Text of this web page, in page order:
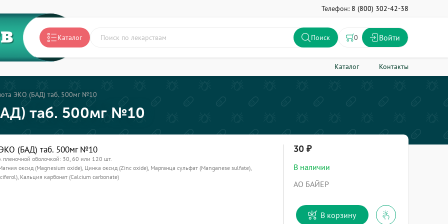
Телефон: 8 (800) 302-42-38
Каталог Поиск 0 Войти
Каталог Контакты
ЭКО (БАД) таб. 500мг №10
таб. 500мг №10
(БАД) таб. 500мг №10
пленочной оболочкой: 30, 60 или 120 шт.
оксид (Magnesium oxide), Цинка оксид (Zinc oxide), Марганца сульфат (Manganese sulfate),
Кальция карбонат (Calcium carbonate)
30
В наличии
АО БАЙЕР
В корзину